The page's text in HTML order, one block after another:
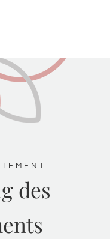
des